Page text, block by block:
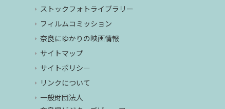
ストックフォトライブラリー
フィルムコミッション
奈良にゆかりの映画情報
サイトマップ
サイトポリシー
リンクについて
一般財団法人